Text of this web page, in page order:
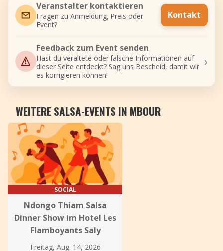
Veranstalter kontaktieren
Fragen zu Anmeldung, Preis oder
Event?
Kontakt
Feedback zum Event senden
Hast du veraltete oder falsche Informationen auf
dieser Seite entdeckt? Sag uns Bescheid, damit wir
es korrigieren können!
›
WEITERE SALSA-EVENTS IN MBOUR
SOCIAL
Ndongo Thiam Salsa
Dinner Show im Hotel Les
Flamboyants Saly
Freitag, Aug. 14, 2026